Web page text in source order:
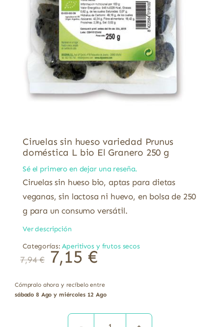
Ciruelas sin hueso variedad Prunus
doméstica L bio El Granero 250 g
Sé el primero en dejar una reseña.
Ciruelas sin hueso bio, aptas para dietas
veganas, sin lactosa ni huevo, en bolsa de 250
g para un consumo versátil.
Ver descripción
Categorías:Aperitivos y frutos secos
7,94€ 7,15 €
Cómpralo ahora y recíbelo entre
sábado 8 Ago y miércoles 12 Ago